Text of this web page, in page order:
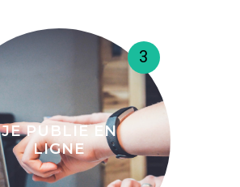
3
JE PUBLIE EN
LIGNE